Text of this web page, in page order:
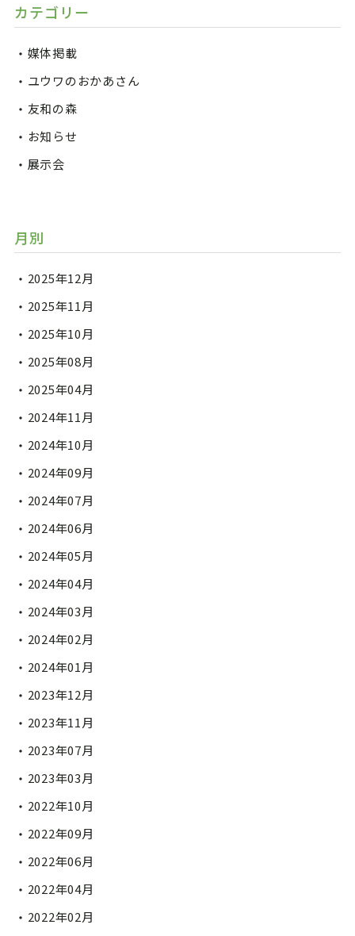
カテゴリー
媒体掲載
ユウワのおかあさん
友和の森
お知らせ
展示会
月別
2025年12月
2025年11月
2025年10月
2025年08月
2025年04月
2024年11月
2024年10月
2024年09月
2024年07月
2024年06月
2024年05月
2024年04月
2024年03月
2024年02月
2024年01月
2023年12月
2023年11月
2023年07月
2023年03月
2022年10月
2022年09月
2022年06月
2022年04月
2022年02月